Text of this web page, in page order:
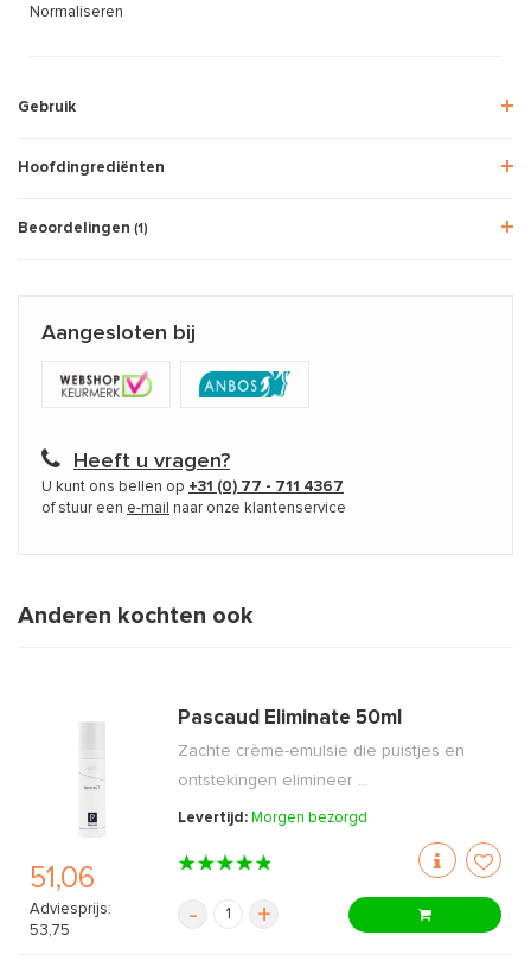
Normaliseren
Gebruik
Hoofdingrediënten
Beoordelingen (1)
Aangesloten bij
Heeft u vragen?
U kunt ons bellen op +31 (0) 77 - 711 4367
of stuur een e-mail naar onze klantenservice
Anderen kochten ook
51,06
Adviesprijs:
53,75
Pascaud Eliminate 50ml
Zachte crème-emulsie die puistjes en
ontstekingen elimineer ...
Levertijd: Morgen bezorgd
- +